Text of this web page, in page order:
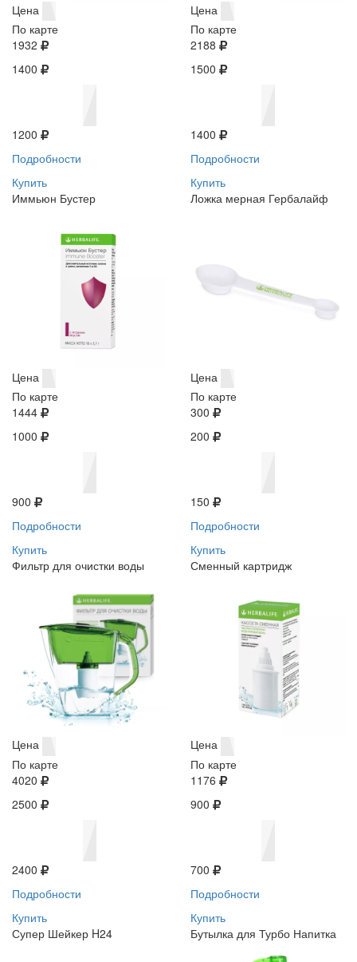
Цена
По карте
1932
1400
1200
Подробности
Купить
Цена
По карте
2188
1500
1400
Подробности
Купить
Иммьюн Бустер
Цена
По карте
1444
1000
900
Подробности
Купить
Ложка мерная Гербалайф
Цена
По карте
300
200
150
Подробности
Купить
Фильтр для очистки воды
Цена
По карте
4020
2500
2400
Подробности
Купить
Сменный картридж
Цена
По карте
1176
900
700
Подробности
Купить
Супер Шейкер H24
Бутылка для Турбо Напитка